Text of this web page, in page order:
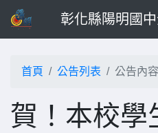
彰化縣陽明國
首頁 公告列表 公告內容
賀！本校學